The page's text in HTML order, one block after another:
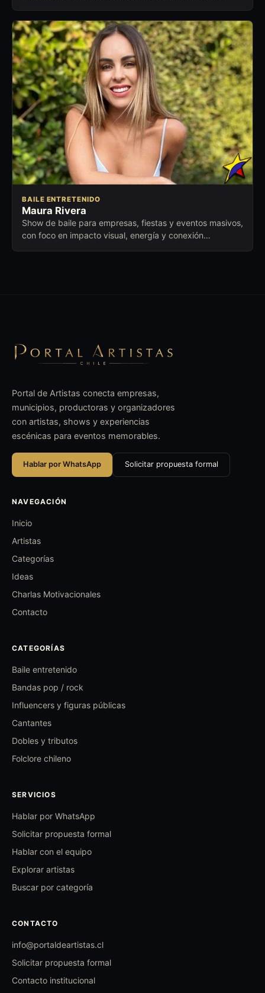
BAILE ENTRETENIDO
Maura Rivera
Show de baile para empresas, fiestas y eventos masivos,
con foco en impacto visual, energía y conexión
Portal de Artistas conecta empresas,
municipios, productoras y organizadores
con artistas, shows y experiencias
escénicas para eventos memorables.
Hablar por WhatsApp Solicitar propuesta formal
NAVEGACIÓN
Inicio
Artistas
Categorías
Ideas
Charlas Motivacionales
Contacto
CATEGORÍAS
Baile entretenido
Bandas pop / rock
Influencers y figuras públicas
Cantantes
Dobles y tributos
Folclore chileno
SERVICIOS
Hablar por WhatsApp
Solicitar propuesta formal
Hablar con el equipo
Explorar artistas
Buscar por categoría
CONTACTO
info@portaldeartistas.cl
Solicitar propuesta formal
Contacto institucional